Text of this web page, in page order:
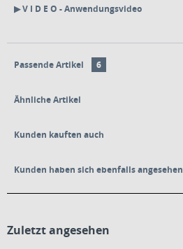
▶ V I D E O - Anwendungsvideo
Passende Artikel 6
Ähnliche Artikel
Kunden kauften auch
Kunden haben sich ebenfalls angesehen
Zuletzt angesehen